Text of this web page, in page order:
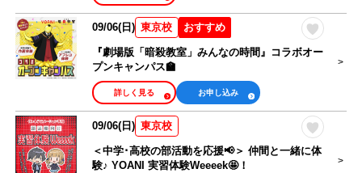
おすすめ
09/06(日) 東京校
『劇場版「暗殺教室」みんなの時間』コラボオー
プンキャンパス🏫
お申し込み
詳しく見る
09/06(日) 東京校
＜中学･高校の部活動を応援📢＞ 仲間と一緒に体
験♪ YOANI 実習体験Weeeek🤩！